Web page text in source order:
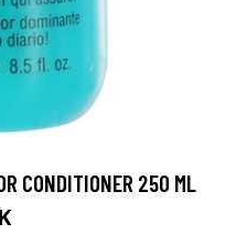
CONDITIONER 250 ML